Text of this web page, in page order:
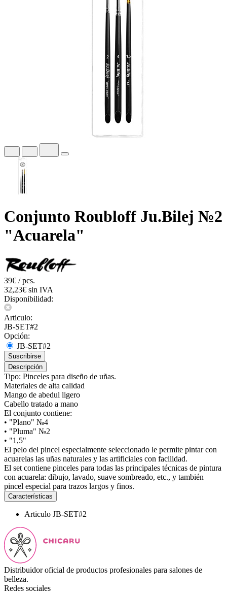
Conjunto Roubloff Ju.Bilej №2
"Acuarela"
39€ / pcs.
32,23€ sin IVA
Disponibilidad:
Articulo:
JB-SET#2
Opción:
JB-SET#2
Suscribirse
Descripción
Tipo: Pinceles para diseño de uñas.
Materiales de alta calidad
Mango de abedul ligero
Cabello tratado a mano
El conjunto contiene:
• "Plano" №4
• "Pluma" №2
• "1,5"
El pelo del pincel especialmente seleccionado le permite pintar con
acuarelas las uñas naturales y las artificiales con facilidad.
El set contiene pinceles para todas las principales técnicas de pintura
con acuarela: dibujo, lavado, suave sombreado, etc., y también
pincel especial para trazos largos y finos.
Características
Articulo JB-SET#2
Distribuidor oficial de productos profesionales para salones de
belleza.
Redes sociales